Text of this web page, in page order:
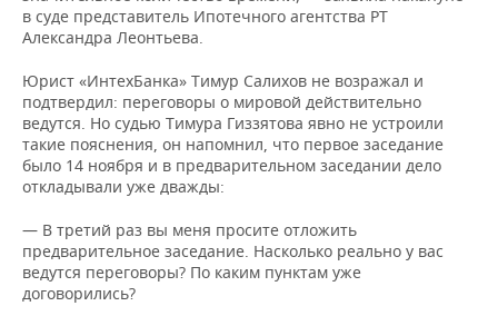
в суде представитель Ипотечного агентства РТ
Александра Леонтьева.
Юрист «ИнтехБанка» Тимур Салихов не возражал и
подтвердил: переговоры о мировой действительно
ведутся. Но судью Тимура Гиззятова явно не устроили
такие пояснения, он напомнил, что первое заседание
было 14 ноября и в предварительном заседании дело
откладывали уже дважды:
— В третий раз вы меня просите отложить
предварительное заседание. Насколько реально у вас
ведутся переговоры? По каким пунктам уже
договорились?